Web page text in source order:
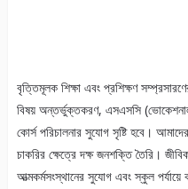
বৃত্তিমূলক শিক্ষা এবং প্রশিক্ষণ
বিষয় অন্তর্ভুক্তকরণ, এসএসসি (ভোকেশনাল)
কোর্স পরিচালনার সুযোগ সৃষ্টি হবে।
চাকরির ক্ষেত্রে দক্ষ জনশক্তি তৈরি।
আত্মকর্মসংস্থানের সুযোগ এবং স্কুল পর্যায়ে